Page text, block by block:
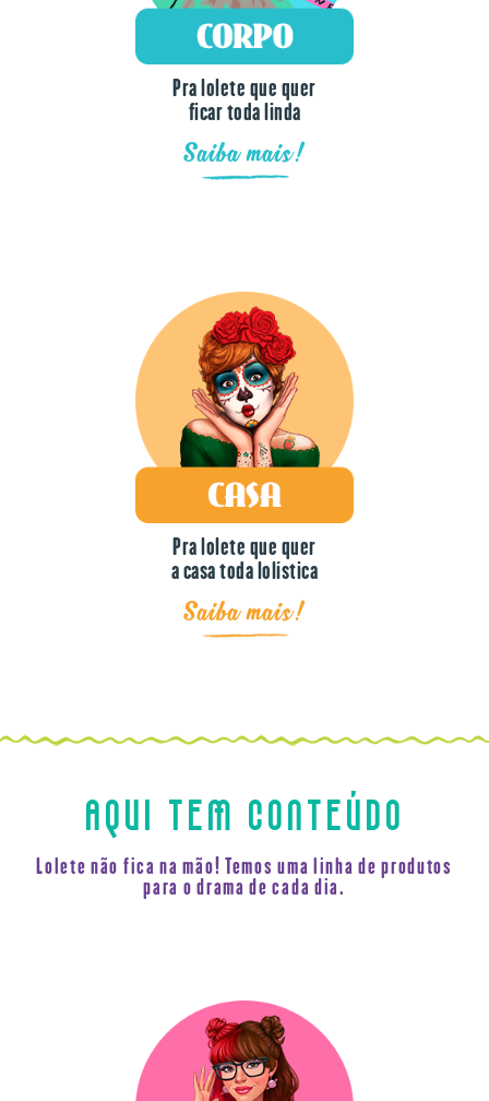
Pra lolete que quer
ficar toda linda
Saiba mais!
Pra lolete que quer
a casa toda lolística
Saiba mais!
AQUI TEM CONTEÚDO
Lolete não fica na mão! Temos uma linha de produtos
para o drama de cada dia.